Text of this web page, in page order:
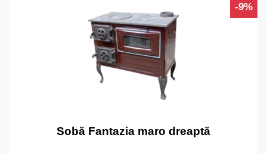
-9%
Sobă Fantazia maro dreaptă